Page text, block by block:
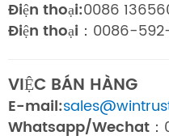
Điện thoại:0086
Điện thoại： 0086-
VIỆC BÁN HÀNG
E-mail:
Whatsapp/Wechat：